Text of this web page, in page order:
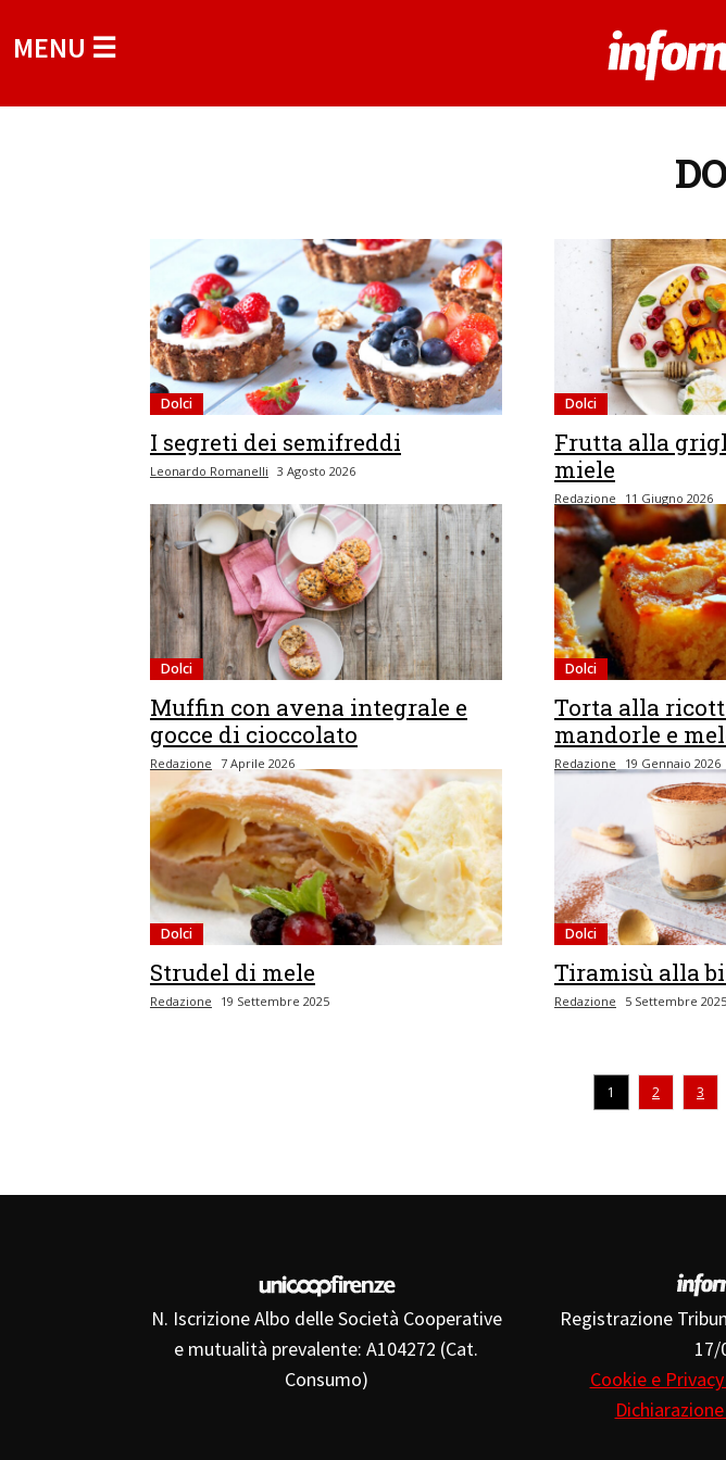
MENU ☰
Dolci
I segreti dei semifreddi
Leonardo Romanelli 3 Agosto 2026
Dolci
Frutta alla
miele
Redazione 11 Giugno 2026
Dolci
Muffin con avena integrale e
gocce di cioccolato
Redazione 7 Aprile 2026
Dolci
Torta alla
mandorle e
Redazione 19 Gennaio 2026
Dolci
Strudel di mele
Redazione 19 Settembre 2025
Dolci
Tiramisù alla
Redazione 5 Settembre 2025
1 2 3
N. Iscrizione Albo delle Società Cooperative
e mutualità prevalente: A104272 (Cat.
Consumo)
Registrazione
17/
Cookie e